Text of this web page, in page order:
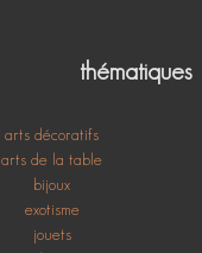
thématiques
arts décoratifs
arts de la table
bijoux
exotisme
jouets